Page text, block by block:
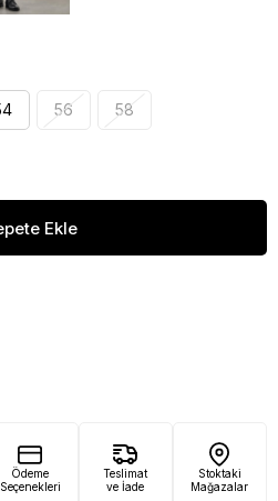
56 58
Ödeme
Seçenekleri
Teslimat
ve İade
Stoktaki
Mağazalar